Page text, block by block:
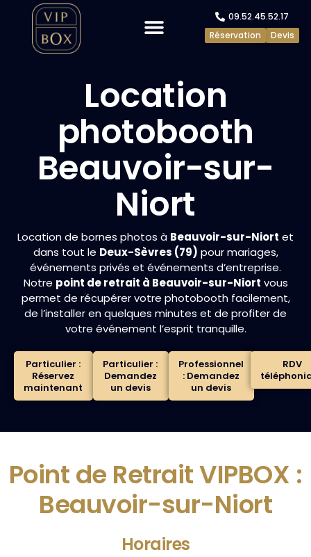
09.52.45.52.17
Devis
Réservation
Location
photobooth
Beauvoir-sur-
Niort
Location de bornes photos à Beauvoir-sur-Niort et
dans tout le Deux-Sèvres (79) pour mariages,
événements privés et événements d’entreprise.
Notre point de retrait à Beauvoir-sur-Niort vous
permet de récupérer votre photobooth facilement,
de l’installer en quelques minutes et de profiter de
votre événement l’esprit tranquille.
Particulier :
Réservez
maintenant
Particulier :
Demandez
un devis
Professionnel
: Demandez
un devis
RDV
Point de Retrait VIPBOX :
Beauvoir-sur-Niort
Horaires